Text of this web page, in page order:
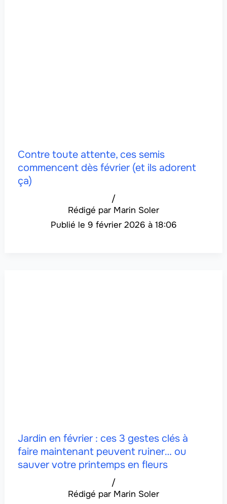
Contre toute attente, ces semis
commencent dès février (et ils adorent
ça)
Marin Soler
/
9 février 2026 à 18:06
Jardin en février : ces 3 gestes clés à
faire maintenant peuvent ruiner… ou
sauver votre printemps en fleurs
Marin Soler
/